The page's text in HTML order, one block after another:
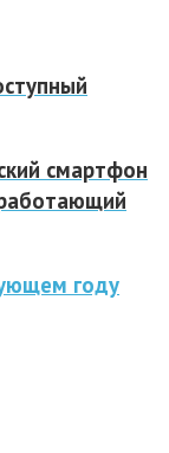
смартфон
году